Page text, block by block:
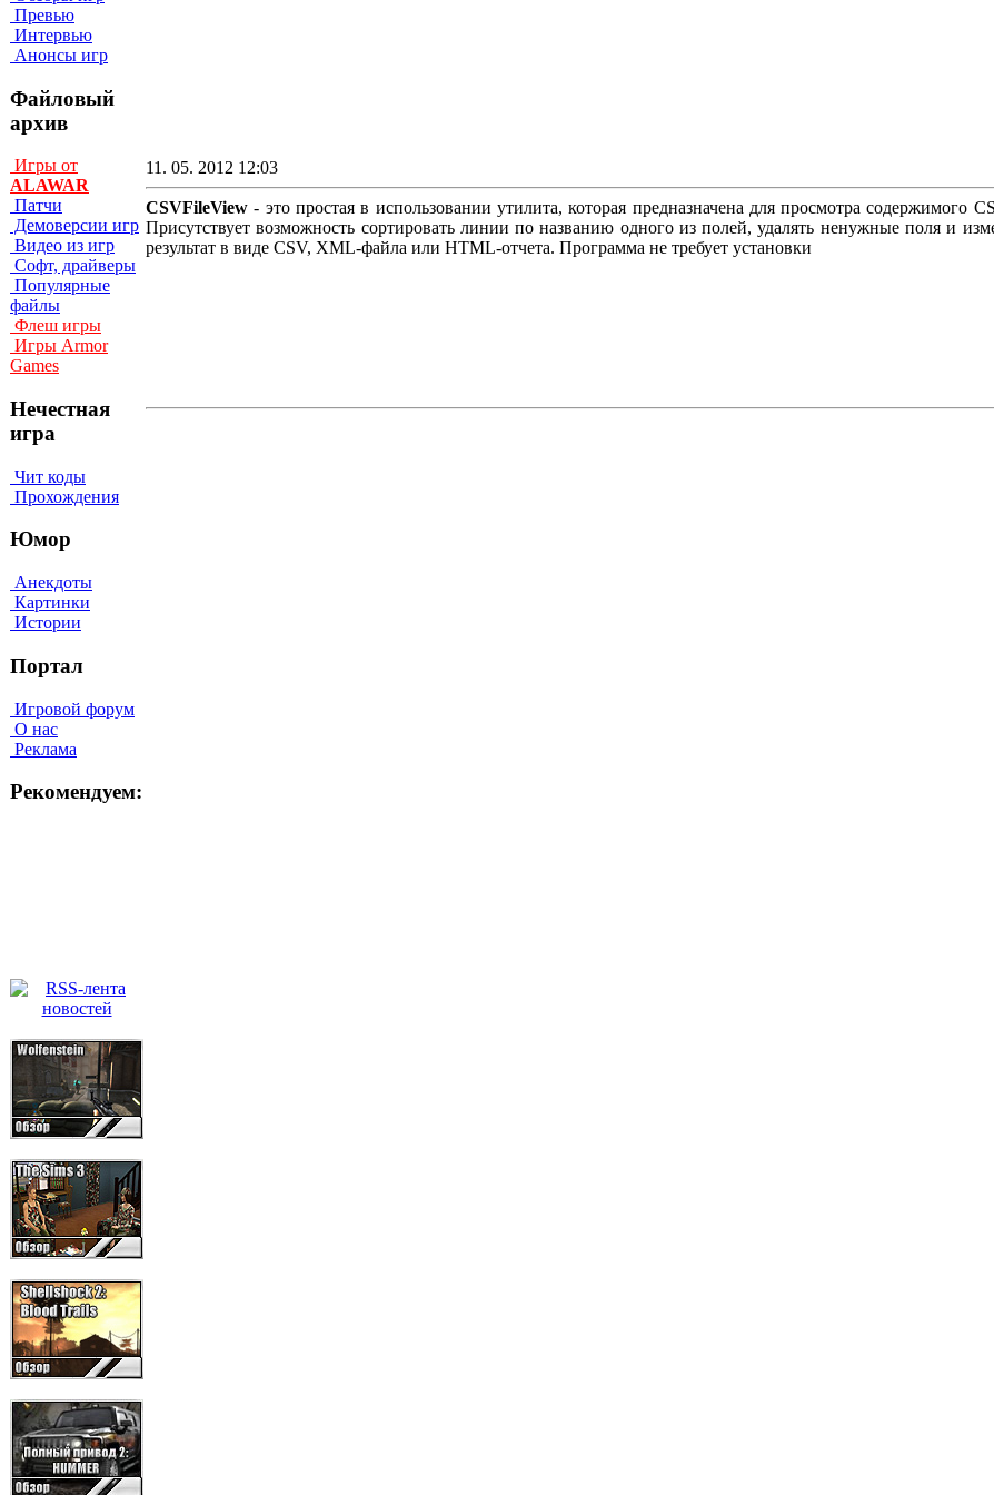
Превью
Интервью
Анонсы игр
Файловый
архив
Игры от
ALAWAR
Патчи
Демоверсии игр
Видео из игр
Софт, драйверы
Популярные
файлы
Флеш игры
Игры Armor
Games
Нечестная
игра
Чит коды
Прохождения
Юмор
Анекдоты
Картинки
Истории
Портал
Игровой форум
О нас
Реклама
Рекомендуем:
11. 05. 2012 12:03
CSVFileView- это простая в использовании утилита, которая предназначена для просмотра содержимого
Присутствует возможность сортировать линии по названию одного из полей, удалять ненужные поля и
результат в виде CSV, XML-файла или HTML-отчета. Программа не требует установки